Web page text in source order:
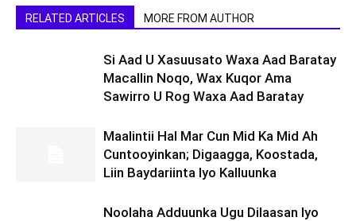
RELATED ARTICLES MORE FROM AUTHOR
Si Aad U Xasuusato Waxa Aad Baratay
Macallin Noqo, Wax Kuqor Ama
Sawirro U Rog Waxa Aad Baratay
Maalintii Hal Mar Cun Mid Ka Mid Ah
Cuntooyinkan; Digaagga, Koostada,
Liin Baydariinta Iyo Kalluunka
Noolaha Adduunka Ugu Dilaasan Iyo